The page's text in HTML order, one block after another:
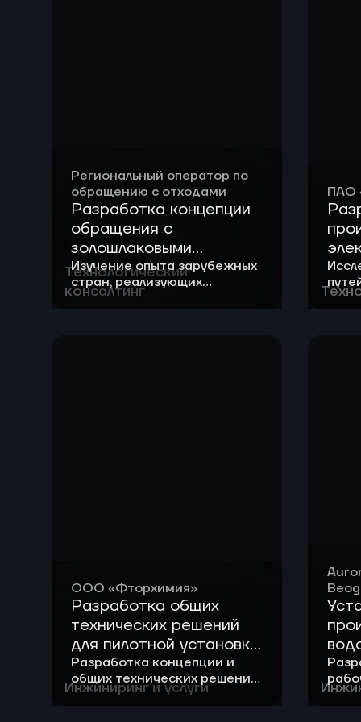
Технологический
консалтинг
Региональный оператор по
обращению с отходами
Разработка концепции
обращения с
золошлаковыми
отходами (ЗШО)
Изучение опыта зарубежных
стран, реализующих
технологии обращения с
ПАО
Инжиниринг и услуги
ООО «Фторхимия»
Разработка общих
технических решений
для пилотной установки
получения хладона
Разработка концепции и
общих технических решений
для создания пилотной